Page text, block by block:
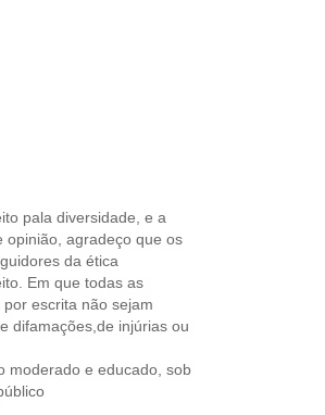
pala diversidade, e a
opinião, agradeço que os
da ética
Em que todas as
escrita não sejam
difamações,de injúrias ou
moderado e educado, sob